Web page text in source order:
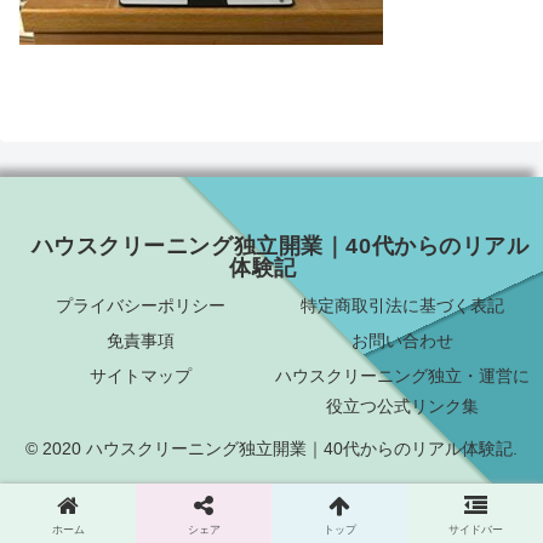
ハウスクリーニング独立開業｜40代からのリアル
体験記
プライバシーポリシー
特定商取引法に基づく表記
免責事項
お問い合わせ
サイトマップ
ハウスクリーニング独立・運営に
役立つ公式リンク集
© 2020 ハウスクリーニング独立開業｜40代からのリアル体験記.
ホーム シェア トップ サイドバー